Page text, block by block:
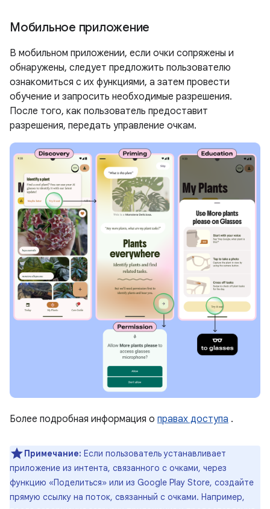
Мобильное приложение
В мобильном приложении, если очки сопряжены и
обнаружены, следует предложить пользователю
ознакомиться с их функциями, а затем провести
обучение и запросить необходимые разрешения.
После того, как пользователь предоставит
разрешения, передать управление очкам.
Более подробная информация о правах доступа .
Примечание: Если пользователь устанавливает
приложение из интента, связанного с очками, через
функцию «Поделиться» или из Google Play Store, создайте
прямую ссылку на поток, связанный с очками. Например,